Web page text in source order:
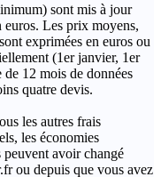
sont mis à jour
euros. Les prix moyens,
exprimées en euros ou
(1er janvier, 1er
12 mois de données
quatre devis.
les autres frais
les économies
peuvent avoir changé
ou depuis que vous avez